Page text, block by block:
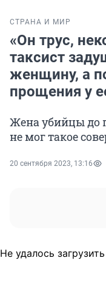
СТРАНА И МИР
«Он трус,
таксист
женщину, а
прощения у
Жена убийцы до
не мог такое
20 сентября 2023, 13:16
Не удалось